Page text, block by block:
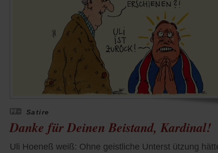
Satire
Danke für Deinen Beistand, Kardinal!
Uli Hoeneß weiß: Ohne geistliche Unterst ützung